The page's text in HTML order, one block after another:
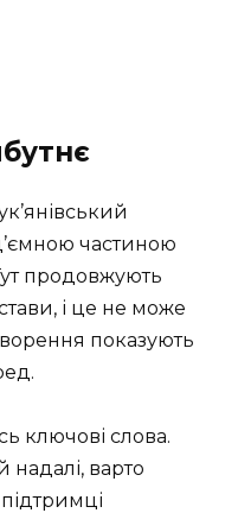
частиною
продовжують
і це не може
показують
ключові слова.
варто